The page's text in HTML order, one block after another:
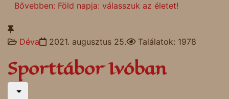
Bővebben: Föld napja: válasszuk az életet!
Déva 2021. augusztus 25. Találatok: 1978
Sporttábor Ivóban